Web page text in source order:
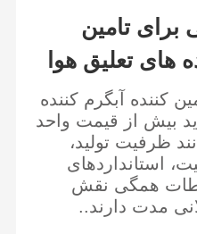
برای تامین
های تعلیق هوا
کننده آبگرم کننده
بیش از قیمت واحد
ظرفیت تولید،
استانداردهای
همگی نقش
مدت دارند..